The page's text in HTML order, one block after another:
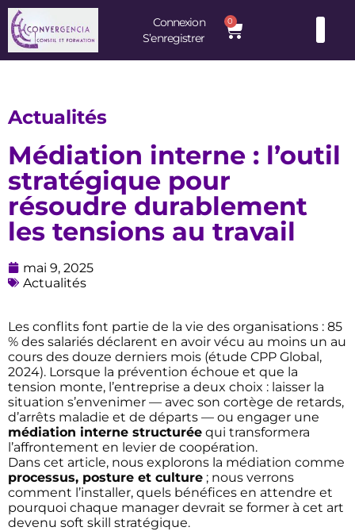
Connexion
S’enregistrer
0
Actualités
Médiation interne : l’outil
stratégique pour
résoudre durablement
les tensions au travail
mai 9, 2025
Actualités
Les conflits font partie de la vie des organisations : 85
% des salariés déclarent en avoir vécu au moins un au
cours des douze derniers mois (étude CPP Global,
2024). Lorsque la prévention échoue et que la
tension monte, l’entreprise a deux choix : laisser la
situation s’envenimer — avec son cortège de retards,
d’arrêts maladie et de départs — ou engager une
médiation interne structurée qui transformera
l’affrontement en levier de coopération.
Dans cet article, nous explorons la médiation comme
processus, posture et culture ; nous verrons
comment l’installer, quels bénéfices en attendre et
pourquoi chaque manager devrait se former à cet art
devenu soft skill stratégique.